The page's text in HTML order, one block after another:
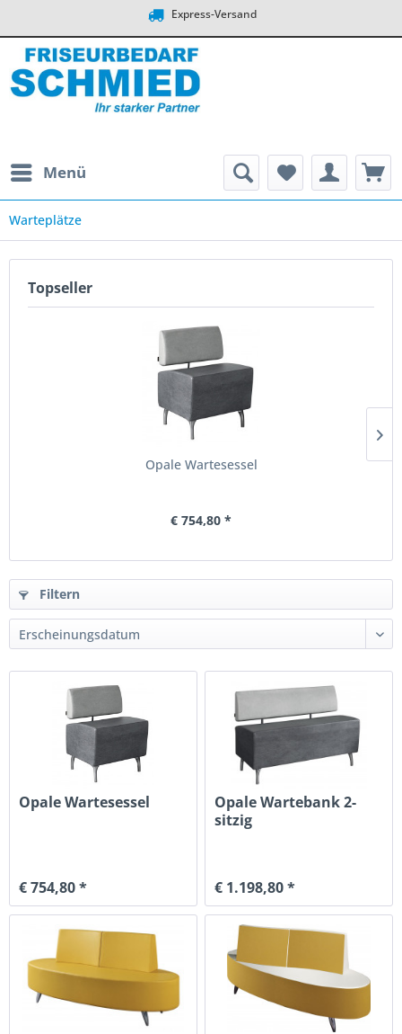
Express-Versand
Menü
Warteplätze
Topseller
Opale Wartesessel
€ 754,80 *
Filtern
Opale Wartesessel
€ 754,80 *
Opale Wartebank 2-
sitzig
€ 1.198,80 *